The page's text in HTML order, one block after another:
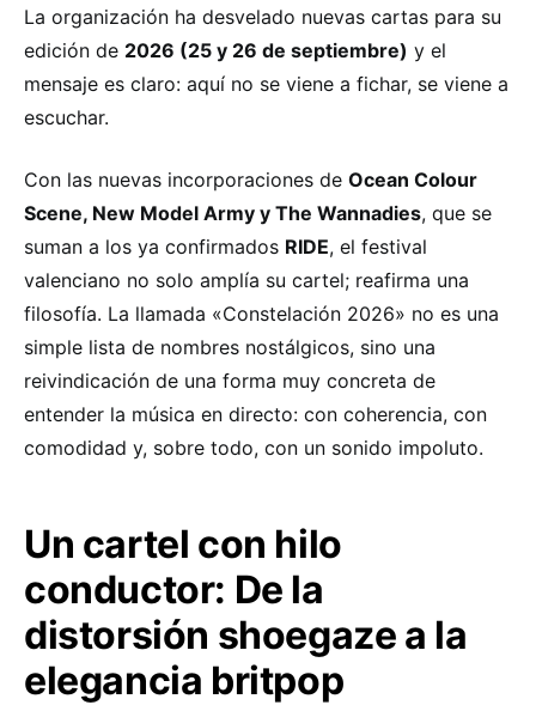
La organización ha desvelado nuevas cartas para su
edición de 2026 (25 y 26 de septiembre) y el
mensaje es claro: aquí no se viene a fichar, se viene a
escuchar.
Con las nuevas incorporaciones de Ocean Colour
Scene, New Model Army y The Wannadies, que se
suman a los ya confirmados RIDE, el festival
valenciano no solo amplía su cartel; reafirma una
filosofía. La llamada «Constelación 2026» no es una
simple lista de nombres nostálgicos, sino una
reivindicación de una forma muy concreta de
entender la música en directo: con coherencia, con
comodidad y, sobre todo, con un sonido impoluto.
Un cartel con hilo
conductor: De la
distorsión shoegaze a la
elegancia britpop